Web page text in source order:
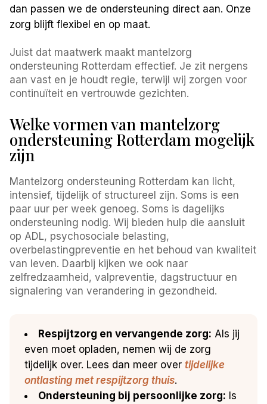
dan passen we de ondersteuning direct aan. Onze
zorg blijft flexibel en op maat.
Juist dat maatwerk maakt mantelzorg
ondersteuning Rotterdam effectief. Je zit nergens
aan vast en je houdt regie, terwijl wij zorgen voor
continuïteit en vertrouwde gezichten.
Welke vormen van mantelzorg
ondersteuning Rotterdam mogelijk
zijn
Mantelzorg ondersteuning Rotterdam kan licht,
intensief, tijdelijk of structureel zijn. Soms is een
paar uur per week genoeg. Soms is dagelijks
ondersteuning nodig. Wij bieden hulp die aansluit
op ADL, psychosociale belasting,
overbelastingpreventie en het behoud van kwaliteit
van leven. Daarbij kijken we ook naar
zelfredzaamheid, valpreventie, dagstructuur en
signalering van verandering in gezondheid.
Respijtzorg en vervangende zorg: Als jij
even moet opladen, nemen wij de zorg
tijdelijk over. Lees dan meer overtijdelijke
ontlasting met respijtzorg thuis.
Ondersteuning bij persoonlijke zorg: Is